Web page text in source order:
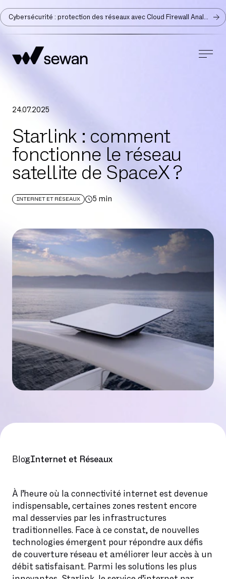
Cybersécurité : protection des réseaux avec Cloud Firewall Analyzer
24.07.2025
Starlink : comment
fonctionne le réseau
satellite de SpaceX ?
INTERNET ET RÉSEAUX 5 min
BlogInternet et Réseaux
À l’heure où la connectivité internet est devenue
indispensable, certaines zones restent encore
mal desservies par les infrastructures
traditionnelles. Face à ce constat, de nouvelles
technologies émergent pour répondre aux défis
de couverture réseau et améliorer leur accès à un
débit satisfaisant. Parmi les solutions les plus